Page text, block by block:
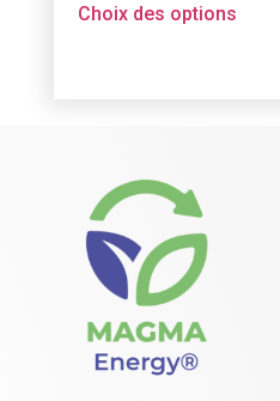
Choix des options